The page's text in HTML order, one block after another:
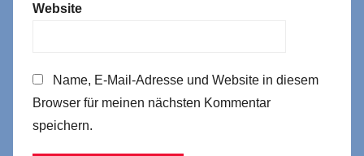
Website
Name, E-Mail-Adresse und Website in diesem
Browser für meinen nächsten Kommentar
speichern.